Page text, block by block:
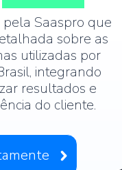
Saaspro que
sobre as
utilizadas por
integrando
resultados e
do cliente.